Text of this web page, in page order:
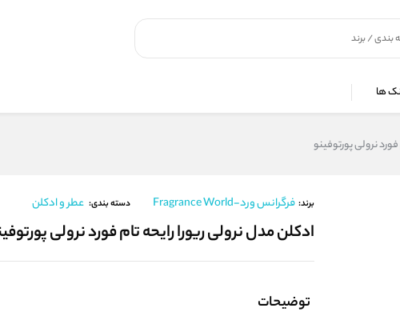
ها
نرولی پورتوفینو
برند: فرگرانس ورد-Fragrance World دسته بندی: عطر و ادکلن
ادکلن مدل نرولی ریورا رایحه تام فورد نرولی
توضیحات